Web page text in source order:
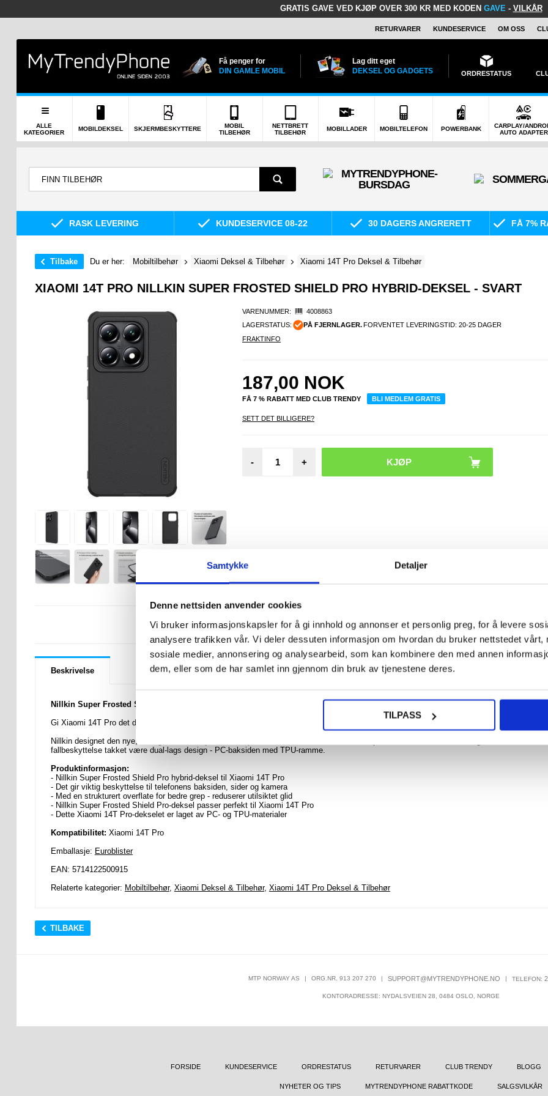
Samtykke Detaljer
Denne nettsiden anvender cookies
Vi bruker informasjonskapsler for å gi innhold og annonser et personlig preg, for å levere
analysere trafikken vår. Vi deler dessuten informasjon om hvordan du bruker nettstedet vårt,
sosiale medier, annonsering og analysearbeid, som kan kombinere den med annen
dem, eller som de har samlet inn gjennom din bruk av tjenestene deres.
TILPASS
GRATIS GAVE VED KJØP OVER 300 KR MED KODEN GAVE- VILKÅR
RETURVARER KUNDESERVICE OM OSS
Få penger for
DIN GAMLE MOBIL
Lag ditt eget
DEKSEL OG GADGETS
ORDRESTATUS
ALLE
KATEGORIER
MOBILDEKSEL SKJERMBESKYTTERE
MOBIL
TILBEHØR
NETTBRETT
TILBEHØR
MOBILLADER MOBILTELEFON POWERBANK
CARPLAY/
AUTO ADAPTER
RASK LEVERING KUNDESERVICE 08-22 30 DAGERS ANGRERETT FÅ 7%
Tilbake Du er her: Mobiltilbehør Xiaomi Deksel & Tilbehør Xiaomi 14T Pro Deksel & Tilbehør
XIAOMI 14T PRO NILLKIN SUPER FROSTED SHIELD PRO HYBRID-DEKSEL - SVART
VARENUMMER:
4008863
LAGERSTATUS:
PÅ FJERNLAGER. FORVENTET LEVERINGSTID: 20-25 DAGER
FRAKTINFO
187,00 NOK
FÅ 7 % RABATT MED CLUB TRENDY BLI MEDLEM GRATIS
SETT DET BILLIGERE?
- +
LURER DU PÅ NOE? SPØR OSS! LIVE CHAT
Beskrivelse
Nillkin Super Frosted Shield Pro Hybrid-deksel til Xiaomi 14T Pro
Gi Xiaomi 14T Pro det den fortjener - bare det beste!
Nillkin designet den nye, kraftigere Pro-versjonen av Super Frosted Shield-dekselet til din dyrebare Xiaomi 14T Pro. Det gir ultimate
fallbeskyttelse takket være dual-lags design - PC-baksiden med TPU-ramme.
Produktinformasjon:
- Nillkin Super Frosted Shield Pro hybrid-deksel til Xiaomi 14T Pro
- Det gir viktig beskyttelse til telefonens baksiden, sider og kamera
- Med en strukturert overflate for bedre grep - reduserer utilsiktet glid
- Nillkin Super Frosted Shield Pro-deksel passer perfekt til Xiaomi 14T Pro
- Dette Xiaomi 14T Pro-dekselet er laget av PC- og TPU-materialer
Kompatibilitet: Xiaomi 14T Pro
Emballasje: Euroblister
EAN: 5714122500915
Relaterte kategorier: Mobiltilbehør, Xiaomi Deksel & Tilbehør, Xiaomi 14T Pro Deksel & Tilbehør
TILBAKE
glass
MTP NORWAY AS | ORG.NR. 913 207 270 | SUPPORT@MYTRENDYPHONE.NO | TELEFON:
KONTORADRESSE: NYDALSVEIEN 28, 0484 OSLO, NORGE
FORSIDE KUNDESERVICE ORDRESTATUS RETURVARER CLUB TRENDY BLOGG
NYHETER OG TIPS MYTRENDYPHONE RABATTKODE SALGSVILKÅR